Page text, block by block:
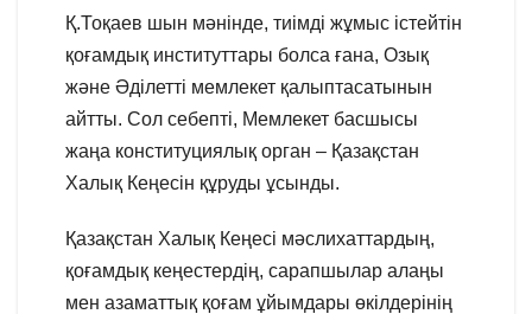
Қ.Тоқаев шын мәнінде, тиімді жұмыс істейтін
қоғамдық институттары болса ғана, Озық
және Әділетті мемлекет қалыптасатынын
айтты. Сол себепті, Мемлекет басшысы
жаңа конституциялық орган – Қазақстан
Халық Кеңесін құруды ұсынды.
Қазақстан Халық Кеңесі мәслихаттардың,
қоғамдық кеңестердің, сарапшылар алаңы
мен азаматтық қоғам ұйымдары өкілдерінің